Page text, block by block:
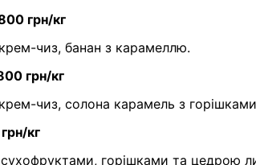
грн/кг
чиз, банан з карамеллю.
грн/кг
чиз, солона карамель з
кг
сухофруктами, горішками та цедрою